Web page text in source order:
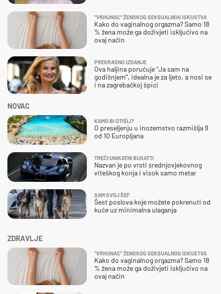
ZDRAVLJE
"VRHUNAC" ŽENSKOG SEKSUALNOG ISKUSTVA
Kako do vaginalnog orgazma? Samo 18
% žena može ga doživjeti isključivo na
ovaj način
NOVAC
KAMO BI OTIŠLI?
O preseljenju u inozemstvo razmišlja 9
od 10 Europljana
TREĆI UNIKATNI BUGATTI
Nazvan je po vrsti srednjovjekovnog
viteškog konja i visok samo metar
SAM SVOJ ŠEF
Šest poslova koje možete pokrenuti od
kuće uz minimalna ulaganja
"VRHUNAC" ŽENSKOG SEKSUALNOG ISKUSTVA
Kako do vaginalnog orgazma? Samo 18
% žena može ga doživjeti isključivo na
ovaj način
PREKRASNO IZDANJE
Ova haljina poručuje “Ja sam na
godišnjem”, idealna je za ljeto, a nosi se
i na zagrebačkoj špici